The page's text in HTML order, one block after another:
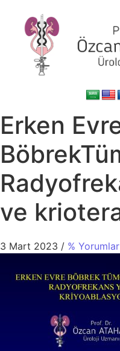
Erken
ve
3 Mart 2023 / % Yorumlar